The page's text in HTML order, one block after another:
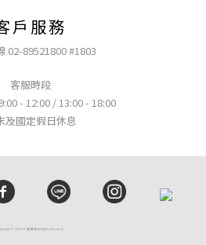
戶服務
02-89521800 #1803
客服時段
- 12:00 / 13:00 - 18:00
及國定假日休息
© 2021 HIT髮學苑 All Rights Reserved